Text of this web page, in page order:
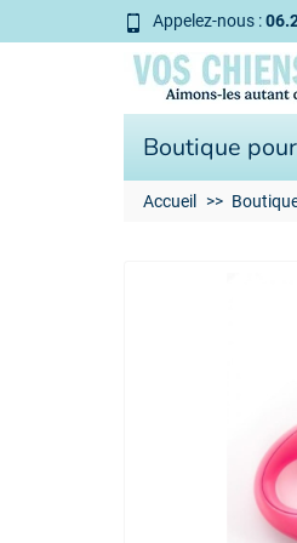
Appelez-nous :
Boutique
Accueil